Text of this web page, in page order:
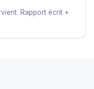
Rapport écrit +